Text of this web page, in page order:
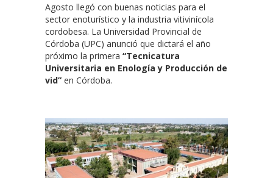
Agosto llegó con buenas noticias para el
sector enoturístico y la industria vitivinícola
cordobesa. La Universidad Provincial de
Córdoba (UPC) anunció que dictará el año
próximo la primera “Tecnicatura
Universitaria en Enología y Producción de
vid” en Córdoba.